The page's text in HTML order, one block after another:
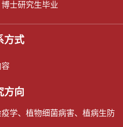
士研究生毕业
方式
容
方向
学、植物细菌病害、植病生防